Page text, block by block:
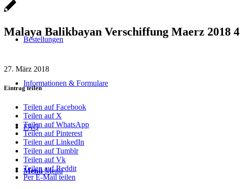
Bestellungen
Informationen & Formulare
FAQ
Menü Menü
Malaya Balikbayan Verschiffung Maerz 2018 4
27. März 2018
Eintrag teilen
Teilen auf Facebook
Teilen auf X
Teilen auf WhatsApp
Teilen auf Pinterest
Teilen auf LinkedIn
Teilen auf Tumblr
Teilen auf Vk
Teilen auf Reddit
Per E-Mail teilen